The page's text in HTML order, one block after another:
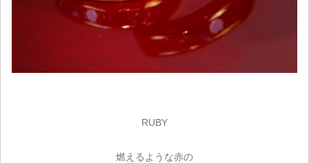
RUBY
燃えるような赤の